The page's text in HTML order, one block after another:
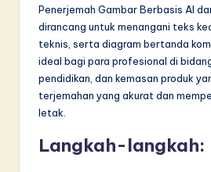
Penerjemah Gambar Berbasis AI
dirancang untuk menangani teks
teknis, serta diagram bertanda
ideal bagi para profesional di
pendidikan, dan kemasan produk
terjemahan yang akurat dan
letak.
Langkah-langkah: